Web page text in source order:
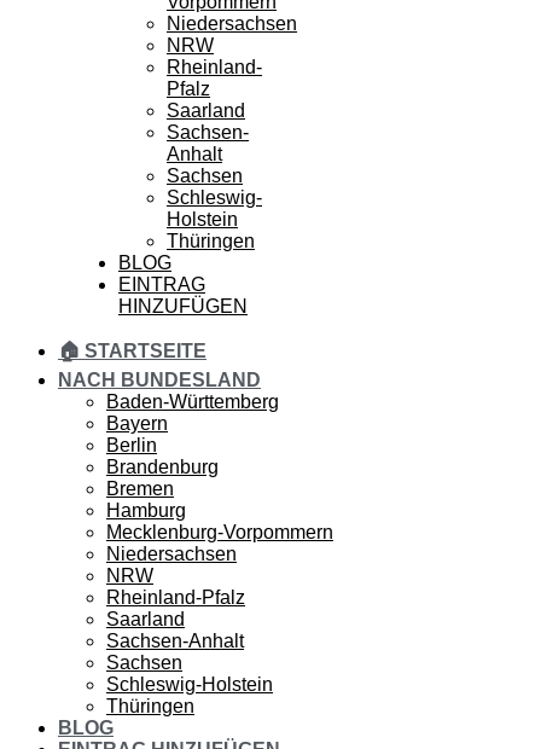
Niedersachsen
NRW
Rheinland-
Pfalz
Saarland
Sachsen-
Anhalt
Sachsen
Schleswig-
Holstein
Thüringen
BLOG
EINTRAG
HINZUFÜGEN
🏠 STARTSEITE
NACH BUNDESLAND
Baden-Württemberg
Bayern
Berlin
Brandenburg
Bremen
Hamburg
Mecklenburg-Vorpommern
Niedersachsen
NRW
Rheinland-Pfalz
Saarland
Sachsen-Anhalt
Sachsen
Schleswig-Holstein
Thüringen
BLOG